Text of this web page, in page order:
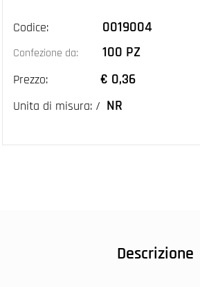
Codice: 0019004
Confezione da: 100 PZ
Prezzo: € 0,36
Unita di misura: / NR
Descrizione